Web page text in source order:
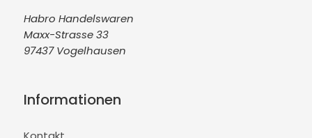
Habro Handelswaren
Maxx-Strasse 33
97437 Vogelhausen
Informationen